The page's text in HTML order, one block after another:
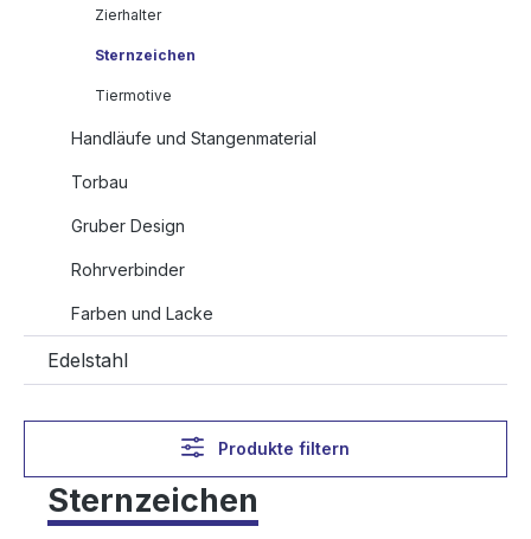
Zierhalter
Sternzeichen
Tiermotive
Handläufe und Stangenmaterial
Torbau
Gruber Design
Rohrverbinder
Farben und Lacke
Edelstahl
Produkte filtern
Sternzeichen